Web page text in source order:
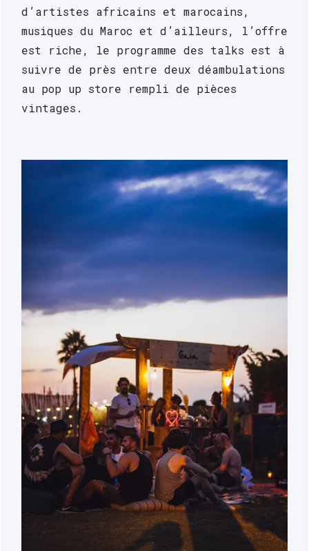
d’artistes africains et marocains,
musiques du Maroc et d’ailleurs, l’offre
est riche, le programme des talks est à
suivre de près entre deux déambulations
au pop up store rempli de pièces
vintages.